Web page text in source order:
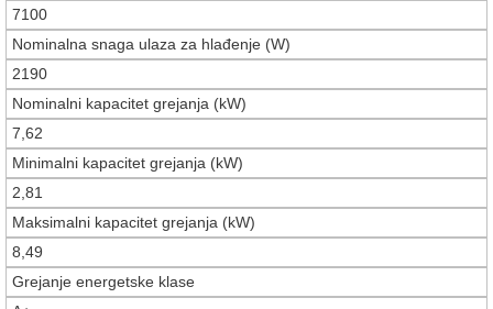
7100
Nominalna snaga ulaza za hlađenje (W)
2190
Nominalni kapacitet grejanja (kW)
7,62
Minimalni kapacitet grejanja (kW)
2,81
Maksimalni kapacitet grejanja (kW)
8,49
Grejanje energetske klase